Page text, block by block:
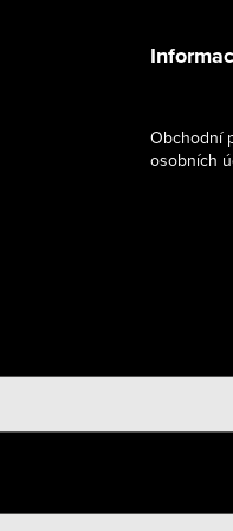
Obchodní
osobních